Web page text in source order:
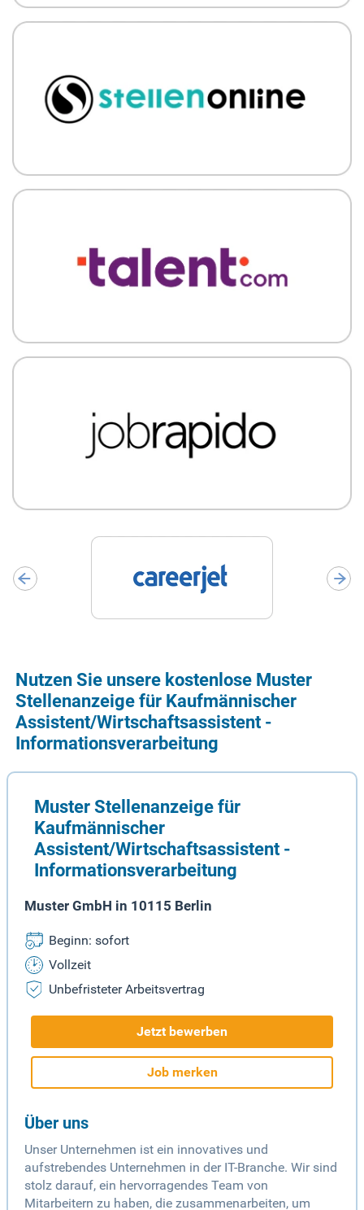
Nutzen Sie unsere kostenlose Muster
Stellenanzeige für Kaufmännischer
Assistent/Wirtschaftsassistent -
Informationsverarbeitung
Muster Stellenanzeige für
Kaufmännischer
Assistent/Wirtschaftsassistent -
Informationsverarbeitung
Muster GmbH in 10115 Berlin
Beginn: sofort
Vollzeit
Unbefristeter Arbeitsvertrag
Jetzt bewerben
Job merken
Über uns
Unser Unternehmen ist ein innovatives und
aufstrebendes Unternehmen in der IT-Branche. Wir sind
stolz darauf, ein hervorragendes Team von
Mitarbeitern zu haben, die zusammenarbeiten, um